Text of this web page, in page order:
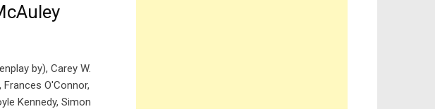
by), Carey W.
O'Connor,
Kennedy, Simon